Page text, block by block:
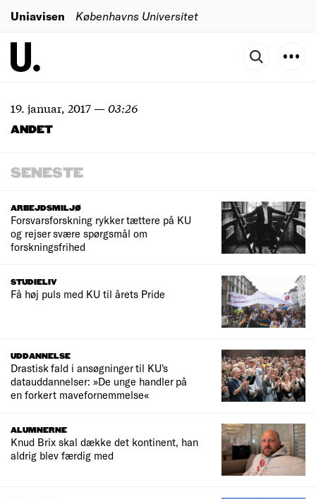
Uniavisen Københavns Universitet
19. januar, 2017—03:26
ANDET
SENESTE
ARBEJDSMILJØ
Forsvarsforskning rykker tættere på KU
og rejser svære spørgsmål om
forskningsfrihed
STUDIELIV
Få høj puls med KU til årets Pride
UDDANNELSE
Drastisk fald i ansøgninger til KU's
datauddannelser: »De unge handler på
en forkert mavefornemmelse«
ALUMNERNE
Knud Brix skal dække det kontinent, han
aldrig blev færdig med